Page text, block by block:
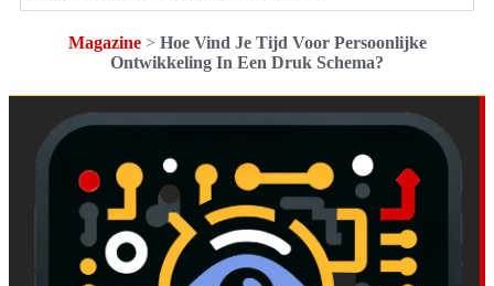
Magazine> Hoe Vind Je Tijd Voor Persoonlijke
Ontwikkeling In Een Druk Schema?